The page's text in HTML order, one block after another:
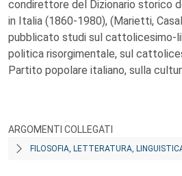
condirettore del Dizionario storico
in Italia (1860-1980), (Marietti,
pubblicato studi sul cattolicesimo-
politica risorgimentale, sul
Partito popolare italiano, sulla
ARGOMENTI COLLEGATI
FILOSOFIA, LETTERATURA,